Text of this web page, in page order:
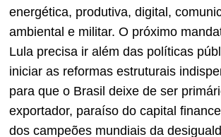
energética, produtiva, digital,
ambiental e militar. O próximo
Lula precisa ir além das políticas
iniciar as reformas estruturais
para que o Brasil deixe de ser
exportador, paraíso do capital
dos campeões mundiais da